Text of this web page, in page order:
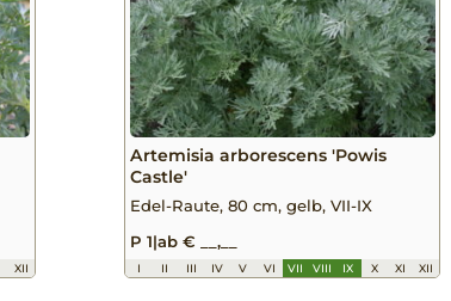
XII
Artemisia arborescens 'Powis
Castle'
Edel-Raute, 80 cm, gelb, VII-IX
P 1|ab € __,__
I II III IV V VI VII VIII IX X XI XII